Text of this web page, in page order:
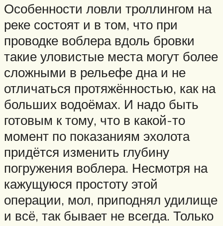
Особенности ловли троллингом на
реке состоят и в том, что при
проводке воблера вдоль бровки
такие уловистые места могут более
сложными в рельефе дна и не
отличаться протяжённостью, как на
больших водоёмах. И надо быть
готовым к тому, что в какой-то
момент по показаниям эхолота
придётся изменить глубину
погружения воблера. Несмотря на
кажущуюся простоту этой
операции, мол, приподнял удилище
и всё, так бывает не всегда. Только